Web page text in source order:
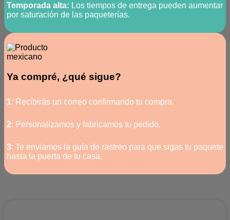
Temporada alta: Los tiempos de entrega pueden aumentar
por saturación de las paqueterías.
Ya compré, ¿qué sigue?
1: Recibirás un correo confirmando tu compra.
2: Personalizamos y fabricamos tu pedido.
3: Te enviamos la guía de rastreo para que sigas tu paquete
hasta la puerta de tu casa.